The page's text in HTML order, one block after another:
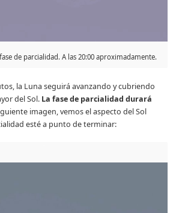
de parcialidad. A las 20:00 aproximadamente.
la Luna seguirá avanzando y cubriendo
del Sol. La fase de parcialidad durará
imagen, vemos el aspecto del Sol
esté a punto de terminar: